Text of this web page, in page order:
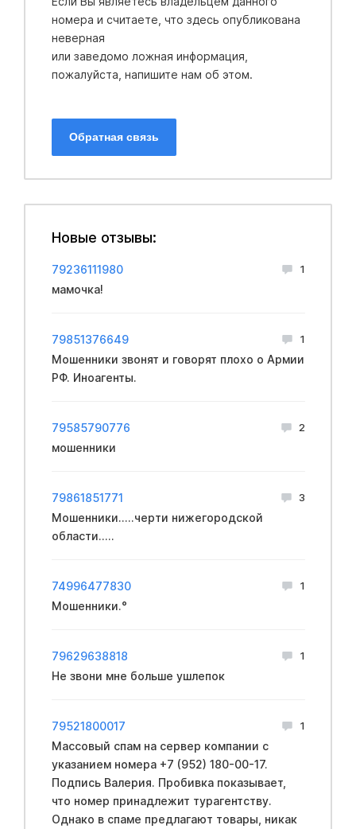
номера и считаете, что здесь опубликована
неверная
или заведомо ложная информация,
пожалуйста, напишите нам об этом.
Обратная связь
Новые отзывы:
79236111980 1
мамочка!
79851376649 1
Мошенники звонят и говорят плохо о Армии
РФ. Иноагенты.
79585790776 2
мошенники
79861851771 3
Мошенники.....черти нижегородской
области.....
74996477830 1
Мошенники.°
79629638818 1
Не звони мне больше ушлепок
79521800017 1
Массовый спам на сервер компании с
указанием номера +7 (952) 180-00-17.
Подпись Валерия. Пробивка показывает,
что номер принадлежит турагентству.
Однако в спаме предлагают товары, никак